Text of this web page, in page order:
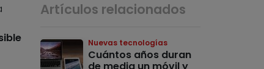
Artículos relacionados
Nuevas tecnologías
Cuántos años duran